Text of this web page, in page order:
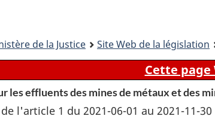
de la Justice Site Web de la législation
Cette page
les effluents des mines de métaux et des
l'article 1 du 2021-06-01 au 2021-11-30